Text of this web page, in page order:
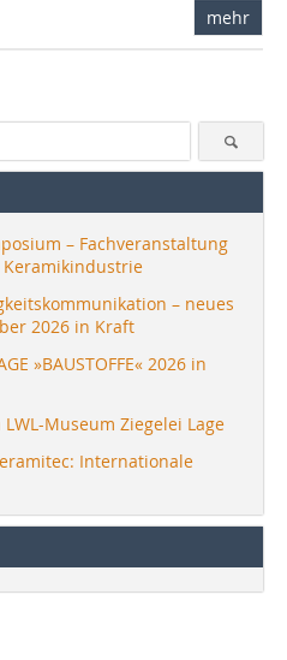
mehr
– Fachveranstaltung
– neues
2026 in Kraft
»BAUSTOFFE« 2026 in
Museum Ziegelei Lage
Internationale